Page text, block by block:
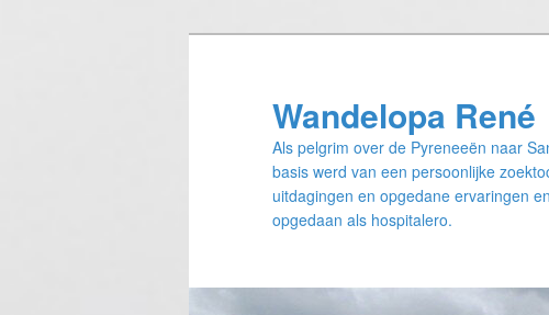
Wandelopa René
Als pelgrim over de Pyreneeën naar
basis werd van een persoonlijke
uitdagingen en opgedane ervaringen
opgedaan als hospitalero.